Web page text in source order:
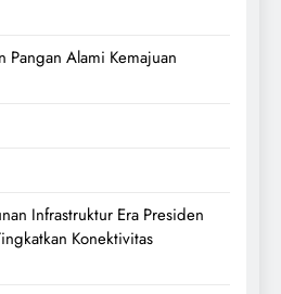
Pangan Alami Kemajuan
Infrastruktur Era Presiden
Konektivitas